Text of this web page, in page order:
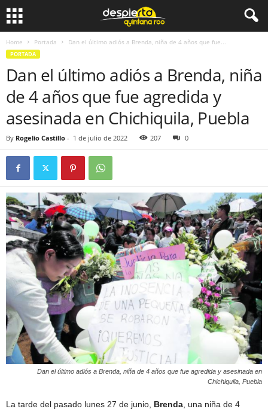
Home Portada Dan el último adiós a Brenda, niña de 4 años que fue...
PORTADA
Dan el último adiós a Brenda, niña
de 4 años que fue agredida y
asesinada en Chichiquila, Puebla
By Rogelio Castillo - 1 de julio de 2022 207 0
Dan el último adiós a Brenda, niña de 4 años que fue agredida y asesinada en
Chichiquila, Puebla
La tarde del pasado lunes 27 de junio, Brenda , una niña de 4